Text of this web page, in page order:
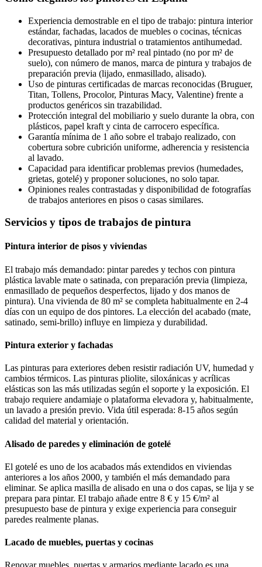
Experiencia demostrable en el tipo de trabajo: pintura interior
estándar, fachadas, lacados de muebles o cocinas, técnicas
decorativas, pintura industrial o tratamientos antihumedad.
Presupuesto detallado por m² real pintado (no por m² de
suelo), con número de manos, marca de pintura y trabajos de
preparación previa (lijado, enmasillado, alisado).
Uso de pinturas certificadas de marcas reconocidas (Bruguer,
Titan, Tollens, Procolor, Pinturas Macy, Valentine) frente a
productos genéricos sin trazabilidad.
Protección integral del mobiliario y suelo durante la obra, con
plásticos, papel kraft y cinta de carrocero específica.
Garantía mínima de 1 año sobre el trabajo realizado, con
cobertura sobre cubrición uniforme, adherencia y resistencia
al lavado.
Capacidad para identificar problemas previos (humedades,
grietas, gotelé) y proponer soluciones, no solo tapar.
Opiniones reales contrastadas y disponibilidad de fotografías
de trabajos anteriores en pisos o casas similares.
Servicios y tipos de trabajos de pintura
Pintura interior de pisos y viviendas
El trabajo más demandado: pintar paredes y techos con pintura
plástica lavable mate o satinada, con preparación previa (limpieza,
enmasillado de pequeños desperfectos, lijado y dos manos de
pintura). Una vivienda de 80 m² se completa habitualmente en 2-4
días con un equipo de dos pintores. La elección del acabado (mate,
satinado, semi-brillo) influye en limpieza y durabilidad.
Pintura exterior y fachadas
Las pinturas para exteriores deben resistir radiación UV, humedad y
cambios térmicos. Las pinturas pliolite, siloxánicas y acrílicas
elásticas son las más utilizadas según el soporte y la exposición. El
trabajo requiere andamiaje o plataforma elevadora y, habitualmente,
un lavado a presión previo. Vida útil esperada: 8-15 años según
calidad del material y orientación.
Alisado de paredes y eliminación de gotelé
El gotelé es uno de los acabados más extendidos en viviendas
anteriores a los años 2000, y también el más demandado para
eliminar. Se aplica masilla de alisado en una o dos capas, se lija y se
prepara para pintar. El trabajo añade entre 8 € y 15 €/m² al
presupuesto base de pintura y exige experiencia para conseguir
paredes realmente planas.
Lacado de muebles, puertas y cocinas